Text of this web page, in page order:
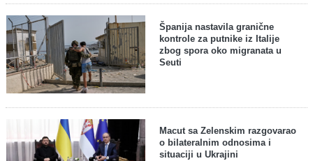
Španija nastavila granične
kontrole za putnike iz Italije
zbog spora oko migranata u
Seuti
Macut sa Zelenskim razgovarao
o bilateralnim odnosima i
situaciji u Ukrajini